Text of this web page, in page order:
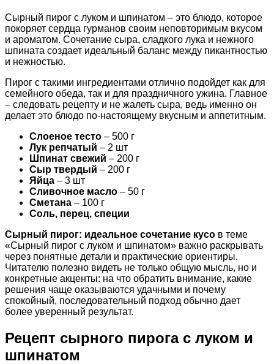
Сырный пирог с луком и шпинатом – это блюдо, которое
покоряет сердца гурманов своим неповторимым вкусом
и ароматом. Сочетание сыра, сладкого лука и нежного
шпината создает идеальный баланс между пикантностью
и нежностью.
Пирог с такими ингредиентами отлично подойдет как для
семейного обеда, так и для праздничного ужина. Главное
– следовать рецепту и не жалеть сыра, ведь именно он
делает это блюдо по-настоящему вкусным и аппетитным.
Слоеное тесто – 500 г
Лук репчатый – 2 шт
Шпинат свежий – 200 г
Сыр твердый – 200 г
Яйца – 3 шт
Сливочное масло – 50 г
Сметана – 100 г
Соль, перец, специи
Сырный пирог: идеальное сочетание кусо в теме
«Сырный пирог с луком и шпинатом» важно раскрывать
через понятные детали и практические ориентиры.
Читателю полезно видеть не только общую мысль, но и
конкретные акценты: на что обратить внимание, какие
решения чаще оказываются удачными и почему
спокойный, последовательный подход обычно дает
более уверенный результат.
Рецепт сырного пирога с луком и
шпинатом